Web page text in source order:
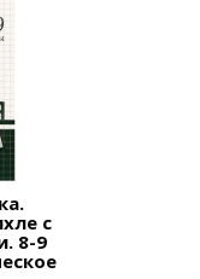
с
8-9